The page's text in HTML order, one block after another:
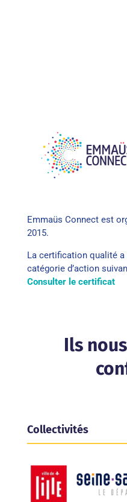
Emmaüs Connect est
2015.
La certification qualité
catégorie d’action
Consulter le certificat
Ils
Collectivités